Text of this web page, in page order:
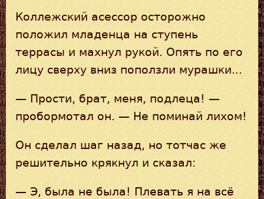
Коллежский асессор осторожно
положил младенца на ступень
террасы и махнул рукой. Опять по его
лицу сверху вниз поползли мурашки...
— Прости, брат, меня, подлеца! —
пробормотал он. — Не поминай лихом!
Он сделал шаг назад, но тотчас же
решительно крякнул и сказал:
— Э, была не была! Плевать я на всё